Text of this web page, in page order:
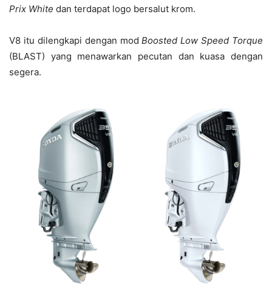
Prix White dan terdapat logo bersalut krom.
V8 itu dilengkapi dengan modBoosted Low Speed Torque
(BLAST) yang menawarkan pecutan dan kuasa dengan
segera.